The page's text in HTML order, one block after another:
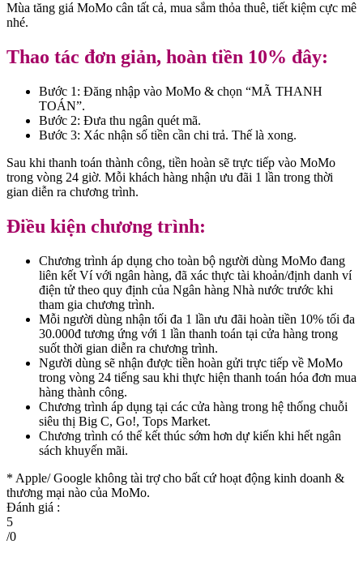
Mùa tăng giá MoMo cân tất cả, mua sắm thỏa thuê, tiết kiệm cực mê
nhé.
Thao tác đơn giản, hoàn tiền 10% đây:
Bước 1: Đăng nhập vào MoMo & chọn “MÃ THANH
TOÁN”.
Bước 2: Đưa thu ngân quét mã.
Bước 3: Xác nhận số tiền cần chi trả. Thế là xong.
Sau khi thanh toán thành công, tiền hoàn sẽ trực tiếp vào MoMo
trong vòng 24 giờ. Mỗi khách hàng nhận ưu đãi 1 lần trong thời
gian diễn ra chương trình.
Điều kiện chương trình:
Chương trình áp dụng cho toàn bộ người dùng MoMo đang
liên kết Ví với ngân hàng, đã xác thực tài khoản/định danh ví
điện tử theo quy định của Ngân hàng Nhà nước trước khi
tham gia chương trình.
Mỗi người dùng nhận tối đa 1 lần ưu đãi hoàn tiền 10% tối đa
30.000đ tương ứng với 1 lần thanh toán tại cửa hàng trong
suốt thời gian diễn ra chương trình.
Người dùng sẽ nhận được tiền hoàn gửi trực tiếp về MoMo
trong vòng 24 tiếng sau khi thực hiện thanh toán hóa đơn mua
hàng thành công.
Chương trình áp dụng tại các cửa hàng trong hệ thống chuỗi
siêu thị Big C, Go!, Tops Market.
Chương trình có thể kết thúc sớm hơn dự kiến khi hết ngân
sách khuyến mãi.
* Apple/ Google không tài trợ cho bất cứ hoạt động kinh doanh &
thương mại nào của MoMo.
Đánh giá :
5
/0